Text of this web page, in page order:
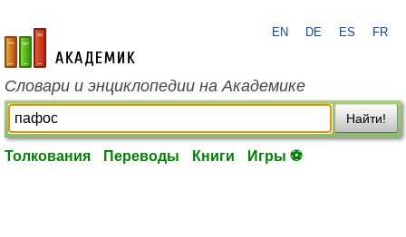
academic.ru
EN DE ES FR
Словари и энциклопедии на Академике
Найти!
Толкования Переводы Книги Игры ⚽